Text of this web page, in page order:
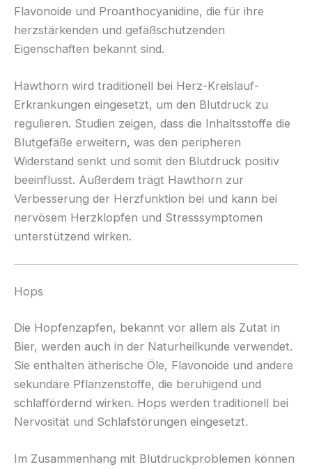
Flavonoide und Proanthocyanidine, die für ihre
herzstärkenden und gefäßschützenden
Eigenschaften bekannt sind.
Hawthorn wird traditionell bei Herz-Kreislauf-
Erkrankungen eingesetzt, um den Blutdruck zu
regulieren. Studien zeigen, dass die Inhaltsstoffe die
Blutgefäße erweitern, was den peripheren
Widerstand senkt und somit den Blutdruck positiv
beeinflusst. Außerdem trägt Hawthorn zur
Verbesserung der Herzfunktion bei und kann bei
nervösem Herzklopfen und Stresssymptomen
unterstützend wirken.
Hops
Die Hopfenzapfen, bekannt vor allem als Zutat in
Bier, werden auch in der Naturheilkunde verwendet.
Sie enthalten ätherische Öle, Flavonoide und andere
sekundäre Pflanzenstoffe, die beruhigend und
schlaffördernd wirken. Hops werden traditionell bei
Nervosität und Schlafstörungen eingesetzt.
Im Zusammenhang mit Blutdruckproblemen können